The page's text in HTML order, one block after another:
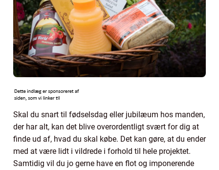
Skal du snart til fødselsdag eller jubilæum hos manden,
der har alt, kan det blive overordentligt svært for dig at
finde ud af, hvad du skal købe. Det kan gøre, at du ender
med at være lidt i vildrede i forhold til hele projektet.
Samtidig vil du jo gerne have en flot og imponerende